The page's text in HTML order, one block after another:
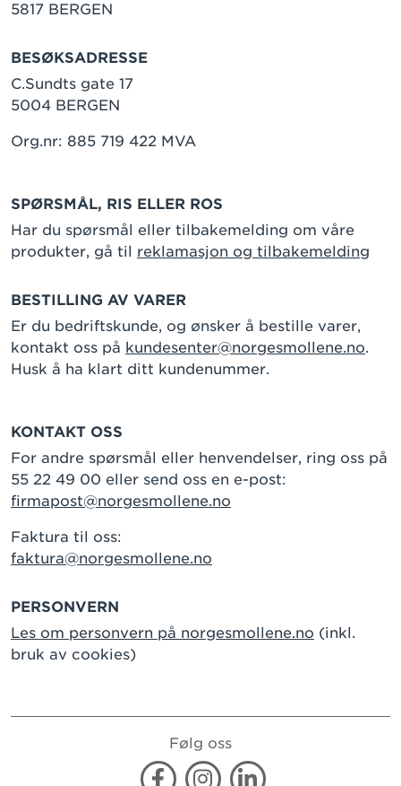
5817 BERGEN
BESØKSADRESSE
C.Sundts gate 17
5004 BERGEN
Org.nr: 885 719 422 MVA
SPØRSMÅL, RIS ELLER ROS
Har du spørsmål eller tilbakemelding om våre
produkter, gå til reklamasjon og tilbakemelding
BESTILLING AV VARER
Er du bedriftskunde, og ønsker å bestille varer,
kontakt oss på kundesenter@norgesmollene.no.
Husk å ha klart ditt kundenummer.
KONTAKT OSS
For andre spørsmål eller henvendelser, ring oss på
55 22 49 00 eller send oss en e-post:
firmapost@norgesmollene.no
Faktura til oss:
faktura@norgesmollene.no
PERSONVERN
Les om personvern på norgesmollene.no (inkl.
bruk av cookies)
Følg oss